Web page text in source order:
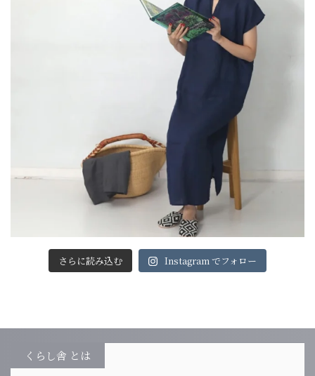
さらに読み込む Instagram でフォロー
くらし舎 とは